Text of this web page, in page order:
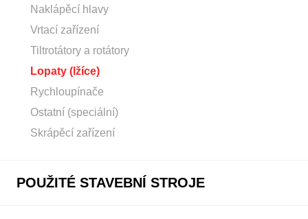
Naklápěcí hlavy
Vrtací zařízení
Tiltrotátory a rotátory
Lopaty (lžíce)
Rychloupínače
Ostatní (speciální)
Skrápěcí zařízení
POUŽITÉ STAVEBNÍ STROJE